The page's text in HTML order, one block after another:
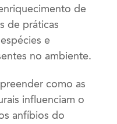
de
de práticas
e
no ambiente.
como as
influenciam o
anfíbios do